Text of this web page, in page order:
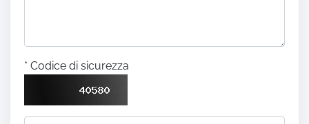
* Codice di sicurezza